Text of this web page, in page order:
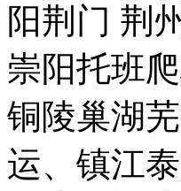
阳荆门 荆
崇阳托班
铜陵巢湖
运、镇江